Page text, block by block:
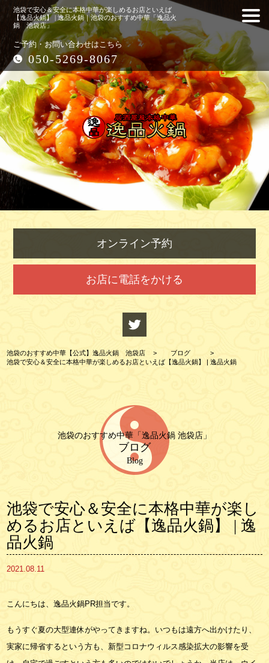
池袋で安心＆安全に本格中華が楽しめるお店といえば
【逸品火鍋】 | 逸品火鍋｜池袋のおすすめ中華「逸品火
鍋 池袋店」
ご予約・お問い合わせはこちら
050-5269-8067
オンライン予約
お店に電話をかける
池袋のおすすめ中華【公式】逸品火鍋 池袋店 > ブログ
>
池袋で安心＆安全に本格中華が楽しめるお店といえば【逸品火鍋】 | 逸品火鍋
池袋のおすすめ中華「逸品火鍋 池袋店」
ブログ
Blog
池袋で安心＆安全に本格中華が楽し
めるお店といえば【逸品火鍋】 | 逸
品火鍋
2021.08.11
こんにちは、逸品火鍋PR担当です。
もうすぐ夏の大型連休がやってきますね。いつもは遠方へ出かけたり、
実家に帰省するという方も、新型コロナウィルス感染拡大の影響を受